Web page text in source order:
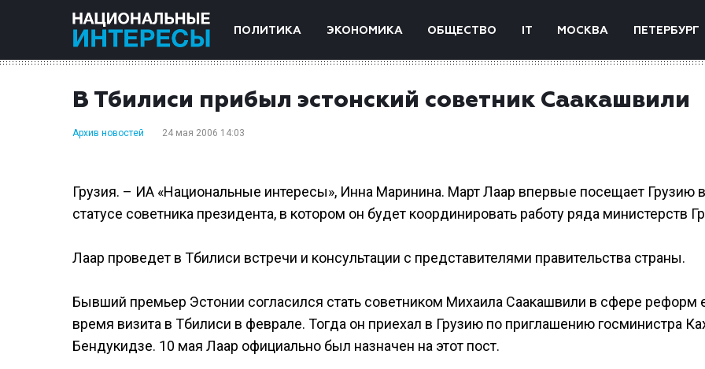
ПОЛИТИКА ЭКОНОМИКА ОБЩЕСТВО IT МОСКВА ПЕТЕРБУРГ
В Тбилиси прибыл эстонский советник Саакашвили
Архив новостей 24 мая 2006 14:03
Грузия. – ИА «Национальные интересы», Инна Маринина. Март Лаар впервые посещает Грузию в
статусе советника президента, в котором он будет координировать работу ряда министерств
Лаар проведет в Тбилиси встречи и консультации с представителями правительства страны.
Бывший премьер Эстонии согласился стать советником Михаила Саакашвили в сфере реформ
время визита в Тбилиси в феврале. Тогда он приехал в Грузию по приглашению госминистра
Бендукидзе. 10 мая Лаар официально был назначен на этот пост.